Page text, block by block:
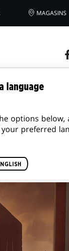
MAGASINS
language
options below,
preferred